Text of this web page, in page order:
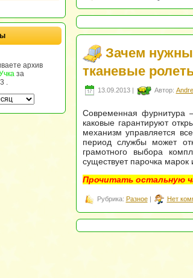
архив
за
.
Зачем
тканевые
13.09.2013 | Автор: Andre
Современная фурнитура
каковые гарантируют
механизм управляется
период службы может
грамотного выбора
существует парочка марок
Прочитать остальную
Рубрика: Разное| Нет